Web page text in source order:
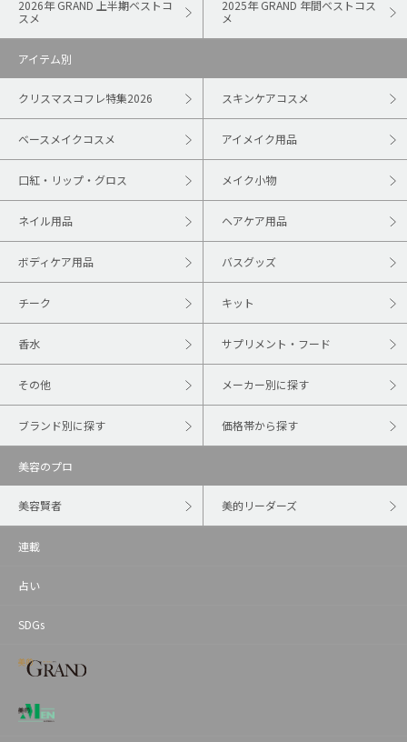
2026年 GRAND 上半期ベストコ
スメ
2025年 GRAND 年間ベストコス
メ
アイテム別
クリスマスコフレ特集2026 スキンケアコスメ
ベースメイクコスメ アイメイク用品
口紅・リップ・グロス メイク小物
ネイル用品 ヘアケア用品
ボディケア用品 バスグッズ
チーク キット
香水 サプリメント・フード
その他 メーカー別に探す
ブランド別に探す 価格帯から探す
美容のプロ
美容賢者 美的リーダーズ
連載
占い
SDGs